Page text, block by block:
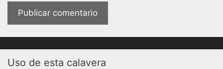
Uso de esta calavera